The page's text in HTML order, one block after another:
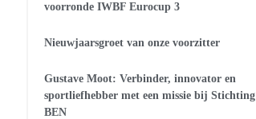
voorronde IWBF Eurocup 3
Nieuwjaarsgroet van onze voorzitter
Gustave Moot: Verbinder, innovator en
sportliefhebber met een missie bij Stichting
BEN